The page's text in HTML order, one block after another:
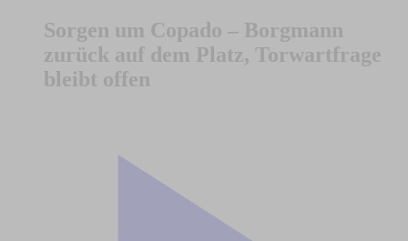
Sorgen um Copado – Borgmann
zurück auf dem Platz, Torwartfrage
bleibt offen